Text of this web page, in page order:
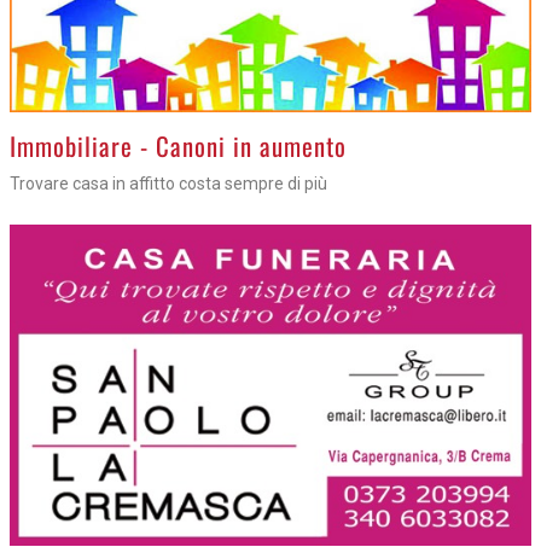
>Immobiliare - Canoni in aumento
Trovare casa in affitto costa sempre di più